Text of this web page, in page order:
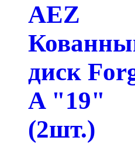
AEZ
диск
A "19"
(2шт.)